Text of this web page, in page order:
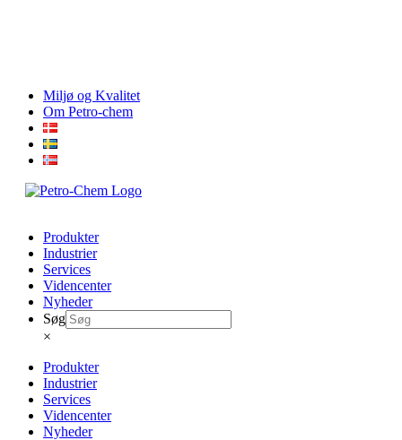
content
Miljø og Kvalitet
Om Petro-chem
Produkter
Industrier
Services
Videncenter
Nyheder
Søg
×
Produkter
Industrier
Services
Videncenter
Nyheder